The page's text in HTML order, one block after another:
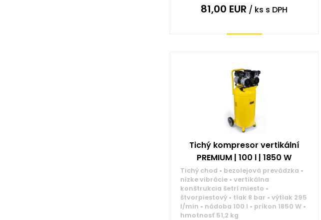
81,00 EUR / ks s DPH
Tichý kompresor vertikální
PREMIUM | 100 l | 1850 W
Tichý chod • bezolejová prevádzka •
nízke vibrácie • vertikálna
konštrukcia šetrí miesto •
štvorpiestový • tlak 8 bar • výtlak 295
l/min • nádoba 100 l • príkon 1850 W •
hmotnosť 51,2 kg